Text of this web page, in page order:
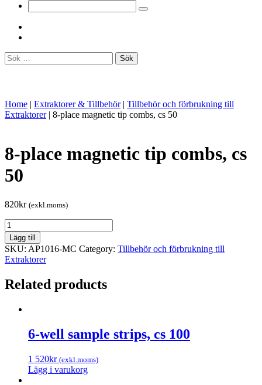
Sök
efter:
Home | Extraktorer & Tillbehör | Tillbehör och förbrukning till
Extraktorer | 8-place magnetic tip combs, cs 50
8-place magnetic tip combs, cs
50
820kr (exkl.moms)
8-
place
magnetic
tip
combs,
50
Lägg till
SKU: AP1016-MC Category: Tillbehör och förbrukning till
Extraktorer
Related products
6-well sample strips, cs 100
1 520kr (exkl.moms)
Lägg i varukorg